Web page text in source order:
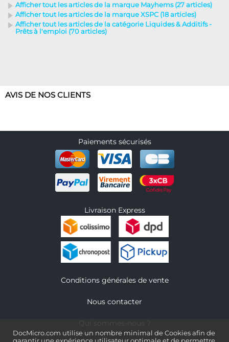
DocMicro.com utilise un nombre minimal de Cookies afin de
Afficher tout les articles de la marque Mayhems (27 articles)
Afficher tout les articles de la marque XSPC (18 articles)
Afficher tout les articles de la catégorie Liquides & Additifs -
Prêts à l'emploi (70 articles)
AVIS DE NOS CLIENTS
Paiements sécurisés
Livraison Express
Conditions générales de vente
Nous contacter